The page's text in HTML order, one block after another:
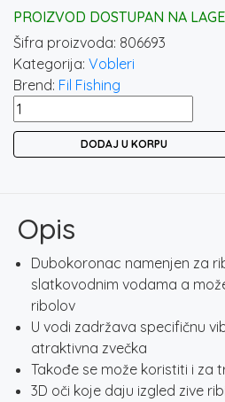
PROIZVOD DOSTUPAN NA
Šifra proizvoda: 806693
Kategorija: Vobleri
Brend: Fil Fishing
FILEX
LURES
DODAJ U KORPU
Opis
Dubokoronac namenjen za
slatkovodnim vodama a
ribolov
U vodi zadržava specifičnu
atraktivna zvečka
Takođe se može koristiti i za
3D oči koje daju izgled zive